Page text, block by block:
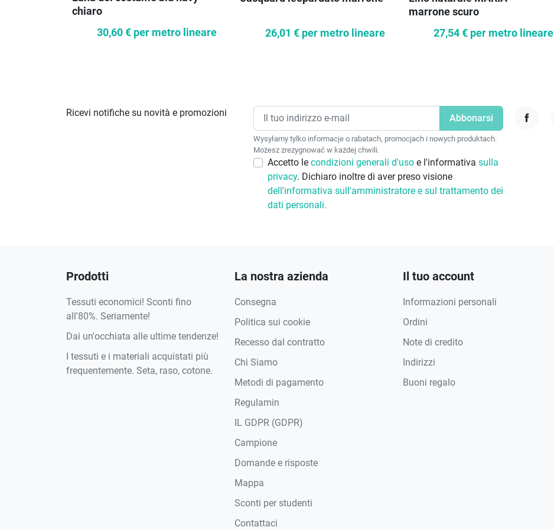
chiaro
30,60 € per metro lineare 26,01 € per metro lineare
marrone scuro
27,54 € per metro lineare
Ricevi notifiche su novità e promozioni
Wysyłamy tylko informacje o rabatach, promocjach i nowych produktach.
Możesz zrezygnować w każdej chwili.
Accetto le condizioni generali d'uso e l'informativa sulla
privacy. Dichiaro inoltre di aver preso visione
dell'informativa sull'amministratore e sul trattamento dei
dati personali.
Prodotti
Tessuti economici! Sconti fino
all'80%. Seriamente!
Dai un'occhiata alle ultime tendenze!
I tessuti e i materiali acquistati più
frequentemente. Seta, raso, cotone.
La nostra azienda
Consegna
Politica sui cookie
Recesso dal contratto
Chi Siamo
Metodi di pagamento
Regulamin
IL GDPR (GDPR)
Campione
Domande e risposte
Mappa
Sconti per studenti
Contattaci
Il tuo account
Informazioni personali
Ordini
Note di credito
Indirizzi
Buoni regalo